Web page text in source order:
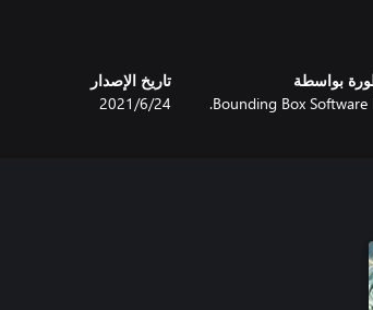
elder shooters, dialed up to 11 thanks to Prodeus’s
up and go head-to-head in a variety of multiplayer
and dive into the fray in 16-player Deathmatch,
بواسطة
Bounding Box Software
تاريخ الإصدار
24‏/6‏/2021